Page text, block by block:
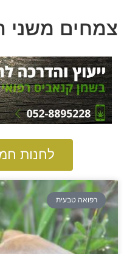
צמחים משני
לחנות
רפואה טבעית